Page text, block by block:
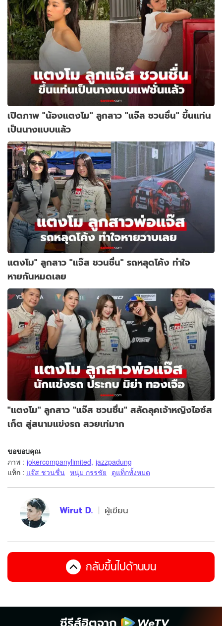
เปิดภาพ "น้องแตงโม" ลูกสาว "แจ๊ส ชวนชื่น" ขึ้นแท่น
เป็นนางแบบแล้ว
แตงโม" ลูกสาว "แจ๊ส ชวนชื่น" รถหลุดโค้ง ทำใจ
หายกันหมดเลย
"แตงโม" ลูกสาว "แจ๊ส ชวนชื่น" สลัดลุคเจ้าหญิงไอซ์ส
เก็ต สู่สนามแข่งรถ สวยเท่มาก
ขอขอบคุณ
ภาพ : jokercompanylimited, jazzpadung
แท็ก : แจ๊ส ชวนชื่น หนุ่ม กรรชัย ดูแท็กทั้งหมด
Wirut D. ผู้เขียน
กลับขึ้นไปด้านบน